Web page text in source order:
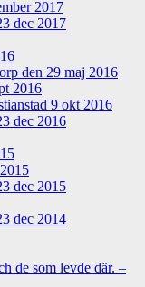
2017
dec 2017
den 29 maj 2016
2016
9 okt 2016
dec 2016
dec 2015
dec 2014
de som levde där. –